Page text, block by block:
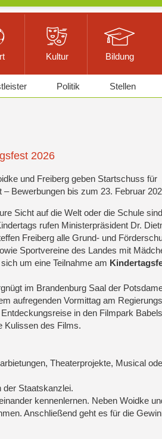
Kultur Bildung
Politik Stellen
2026
und Freiberg geben Startschuss für
Bewerbungen bis zum 23. Februar
Sicht auf die Welt oder die Schule
rufen Ministerpräsident Dr.
Freiberg alle Grund- und
Sportvereine des Landes mit
um eine Teilnahme am
im Brandenburg Saal der
aufregenden Vormittag am
in den Filmpark
Kulissen des Films.
Theaterprojekte, Musical
der Staatskanzlei.
kennenlernen. Neben Woidke
Anschließend geht es für die